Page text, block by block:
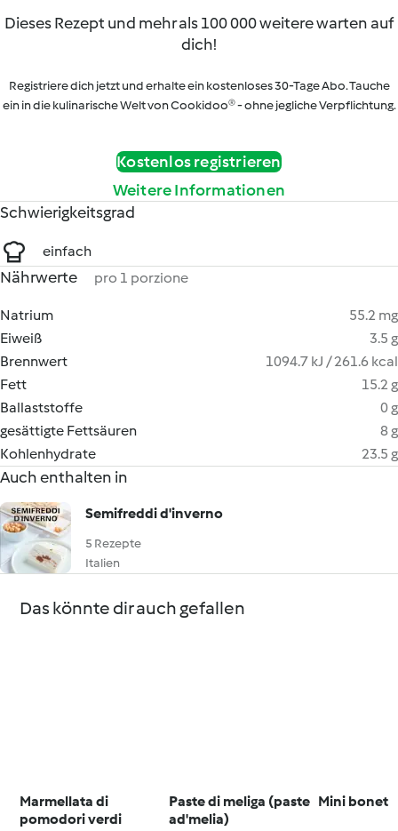
Dieses Rezept und mehr als 100 000 weitere warten auf
dich!
Registriere dich jetzt und erhalte ein kostenloses 30-Tage Abo. Tauche
ein in die kulinarische Welt von Cookidoo® - ohne jegliche Verpflichtung.
Kostenlos registrieren
Weitere Informationen
Schwierigkeitsgrad
einfach
Nährwerte pro 1 porzione
Natrium
55.2 mg
Eiweiß
3.5 g
Brennwert
1094.7 kJ / 261.6 kcal
Fett
15.2 g
Ballaststoffe
0 g
gesättigte Fettsäuren
8 g
Kohlenhydrate
23.5 g
Auch enthalten in
Semifreddi d'inverno
5 Rezepte
Italien
Das könnte dir auch gefallen
Marmellata di
pomodori verdi
Paste di meliga (paste
ad'melia)
Mini bonet